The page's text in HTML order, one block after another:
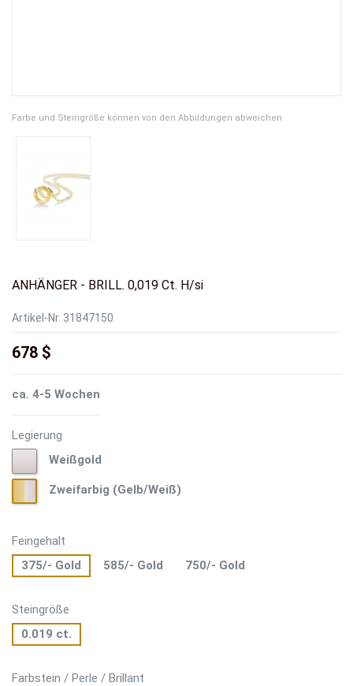
Farbe und Steingröße können von den Abbildungen abweichen
ANHÄNGER - BRILL. 0,019 Ct. H/si
Artikel-Nr. 31847150
678 $
ca. 4-5 Wochen
Legierung
WeißgoldWeißgold
Zweifarbig
(Gelb/Weiß)
Zweifarbig (Gelb/Weiß)
Feingehalt
375/- Gold
585/- Gold 750/- Gold
Steingröße
0.019 ct.
Farbstein / Perle / Brillant